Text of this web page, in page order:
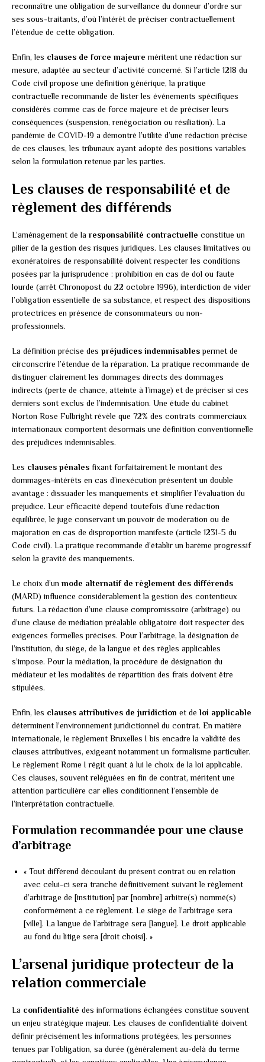
reconnaître une obligation de surveillance du donneur d’ordre sur
ses sous-traitants, d’où l’intérêt de préciser contractuellement
l’étendue de cette obligation.
Enfin, les clauses de force majeure méritent une rédaction sur
mesure, adaptée au secteur d’activité concerné. Si l’article 1218 du
Code civil propose une définition générique, la pratique
contractuelle recommande de lister les événements spécifiques
considérés comme cas de force majeure et de préciser leurs
conséquences (suspension, renégociation ou résiliation). La
pandémie de COVID-19 a démontré l’utilité d’une rédaction précise
de ces clauses, les tribunaux ayant adopté des positions variables
selon la formulation retenue par les parties.
Les clauses de responsabilité et de
règlement des différends
L’aménagement de la responsabilité contractuelle constitue un
pilier de la gestion des risques juridiques. Les clauses limitatives ou
exonératoires de responsabilité doivent respecter les conditions
posées par la jurisprudence : prohibition en cas de dol ou faute
lourde (arrêt Chronopost du 22 octobre 1996), interdiction de vider
l’obligation essentielle de sa substance, et respect des dispositions
protectrices en présence de consommateurs ou non-
professionnels.
La définition précise des préjudices indemnisablespermet de
circonscrire l’étendue de la réparation. La pratique recommande de
distinguer clairement les dommages directs des dommages
indirects (perte de chance, atteinte à l’image) et de préciser si ces
derniers sont exclus de l’indemnisation. Une étude du cabinet
Norton Rose Fulbright révèle que 72% des contrats commerciaux
internationaux comportent désormais une définition conventionnelle
des préjudices indemnisables.
Les clauses pénales fixant forfaitairement le montant des
dommages-intérêts en cas d’inexécution présentent un double
avantage : dissuader les manquements et simplifier l’évaluation du
préjudice. Leur efficacité dépend toutefois d’une rédaction
équilibrée, le juge conservant un pouvoir de modération ou de
majoration en cas de disproportion manifeste (article 1231-5 du
Code civil). La pratique recommande d’établir un barème progressif
selon la gravité des manquements.
Le choix d’un mode alternatif de règlement des différends
(MARD) influence considérablement la gestion des contentieux
futurs. La rédaction d’une clause compromissoire (arbitrage) ou
d’une clause de médiation préalable obligatoire doit respecter des
exigences formelles précises. Pour l’arbitrage, la désignation de
l’institution, du siège, de la langue et des règles applicables
s’impose. Pour la médiation, la procédure de désignation du
médiateur et les modalités de répartition des frais doivent être
stipulées.
Enfin, les clauses attributives de juridiction et de loi applicable
déterminent l’environnement juridictionnel du contrat. En matière
internationale, le règlement Bruxelles I bis encadre la validité des
clauses attributives, exigeant notamment un formalisme particulier.
Le règlement Rome I régit quant à lui le choix de la loi applicable.
Ces clauses, souvent reléguées en fin de contrat, méritent une
attention particulière car elles conditionnent l’ensemble de
l’interprétation contractuelle.
Formulation recommandée pour une clause
d’arbitrage
« Tout différend découlant du présent contrat ou en relation
avec celui-ci sera tranché définitivement suivant le règlement
d’arbitrage de [institution] par [nombre] arbitre(s) nommé(s)
conformément à ce règlement. Le siège de l’arbitrage sera
[ville]. La langue de l’arbitrage sera [langue]. Le droit applicable
au fond du litige sera [droit choisi]. »
L’arsenal juridique protecteur de la
relation commerciale
La confidentialité des informations échangées constitue souvent
un enjeu stratégique majeur. Les clauses de confidentialité doivent
définir précisément les informations protégées, les personnes
tenues par l’obligation, sa durée (généralement au-delà du terme